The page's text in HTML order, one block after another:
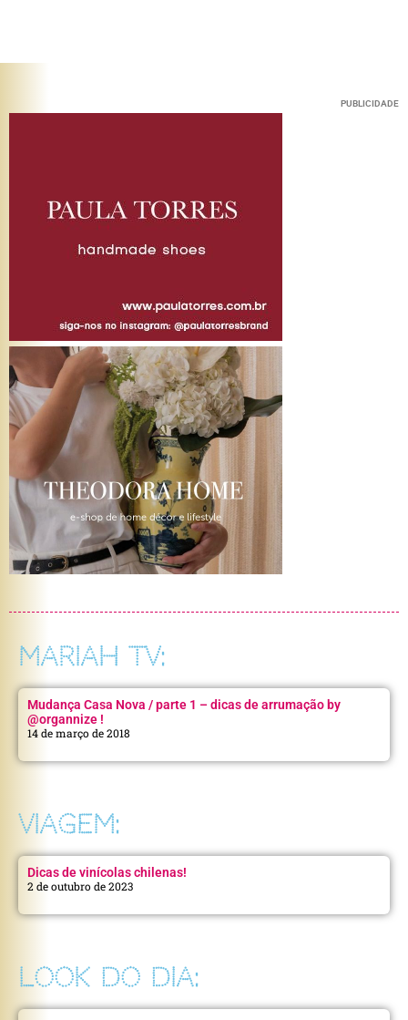
PUBLICIDADE
MARIAH TV:
Mudança Casa Nova / parte 1 – dicas de arrumação by
@organnize !
14 de março de 2018
VIAGEM:
Dicas de vinícolas chilenas!
2 de outubro de 2023
LOOK DO DIA: